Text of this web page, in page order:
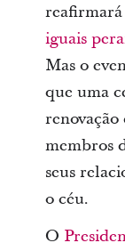
reafirmará
iguais
Mas o
que uma
membros
seus
o céu.
O